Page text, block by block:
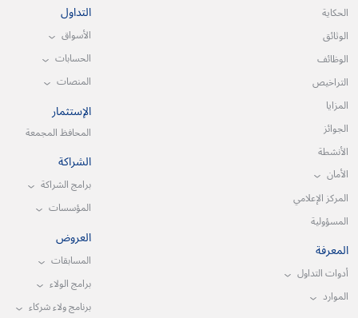
الحكاية
الوثائق
الوظائف
التراخيص
المزايا
الجوائز
الأنشطة
الأمان
المركز الإعلامي
المسؤولية
المعرفة
أدوات التداول
الموارد
التداول
الأسواق
الحسابات
المنصات
الإستثمار
المحافظ المجمعة
الشراكة
برامج الشراكة
المؤسسات
العروض
المسابقات
برامج الولاء
برنامج ولاء شركاء